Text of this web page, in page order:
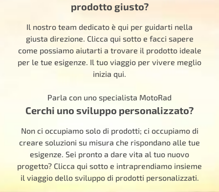
prodotto giusto?
Il nostro team dedicato è qui per guidarti nella
giusta direzione. Clicca qui sotto e facci sapere
come possiamo aiutarti a trovare il prodotto ideale
per le tue esigenze. Il tuo viaggio per vivere meglio
inizia qui.
Parla con uno specialista MotoRad
Cerchi uno sviluppo personalizzato?
Non ci occupiamo solo di prodotti; ci occupiamo di
creare soluzioni su misura che rispondano alle tue
esigenze. Sei pronto a dare vita al tuo nuovo
progetto? Clicca qui sotto e intraprendiamo insieme
il viaggio dello sviluppo di prodotti personalizzati.